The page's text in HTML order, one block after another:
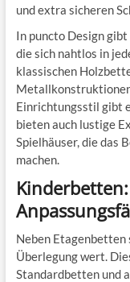
und extra sicheren
In puncto Design
die sich nahtlos in
klassischen
Einrichtungsstil gibt
bieten auch lustige
Spielhäuser, die das
machen.
Neben Etagenbetten
Überlegung wert.
Standardbetten und